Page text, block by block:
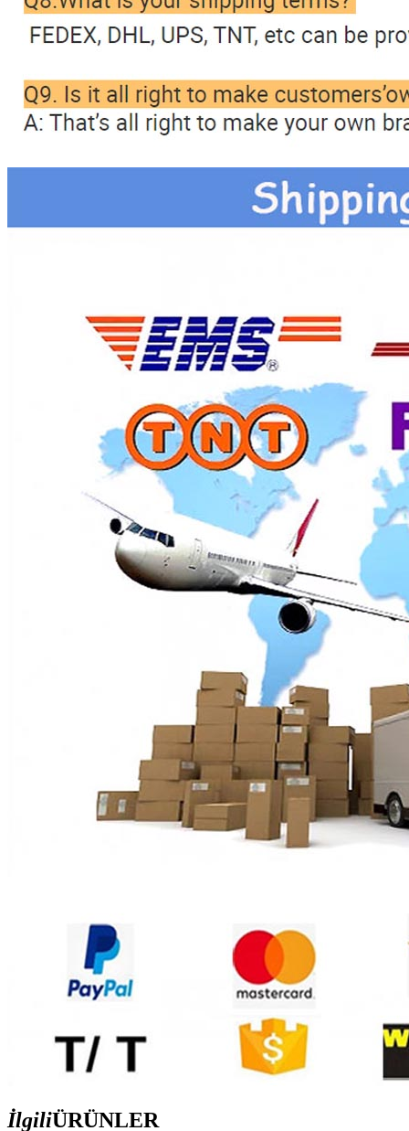
İlgiliÜRÜNLER